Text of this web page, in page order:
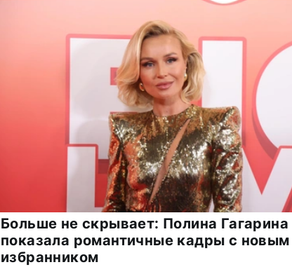
Больше не скрывает: Полина Гагарина
показала романтичные кадры с новым
избранником